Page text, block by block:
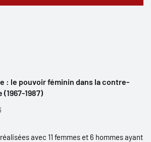
: le pouvoir féminin dans la contre-
1987)
avec 11 femmes et 6 hommes ayant